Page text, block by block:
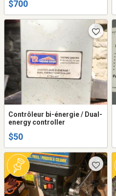
$700
Contrôleur bi-énergie / Dual-
energy controller
$50